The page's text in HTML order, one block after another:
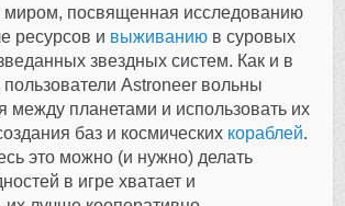
посвященная исследованию
ресурсов и выживанию в суровых
звездных систем. Как и в
пользователиAstroneer вольны
между планетами и использовать их
баз и космических кораблей.
это можно (и нужно) делать
в игре хватает и